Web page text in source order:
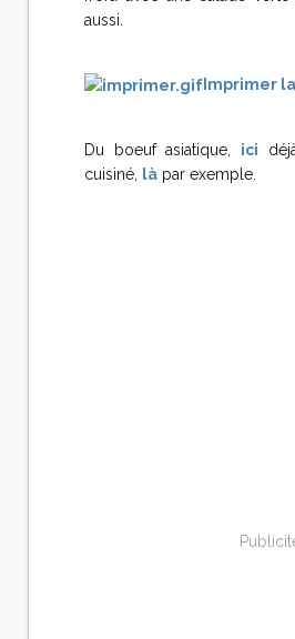
aussi.
Imprimer
Du boeuf asiatique, ici
cuisiné,
là par exemple.